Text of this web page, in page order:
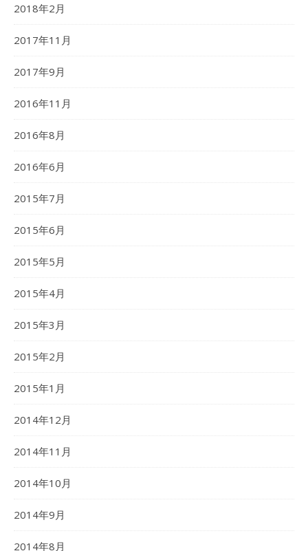
2018年2月
2017年11月
2017年9月
2016年11月
2016年8月
2016年6月
2015年7月
2015年6月
2015年5月
2015年4月
2015年3月
2015年2月
2015年1月
2014年12月
2014年11月
2014年10月
2014年9月
2014年8月